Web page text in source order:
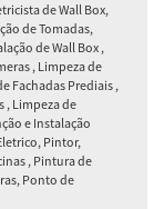
de Wall Box,
de Tomadas,
de Wall Box ,
, Limpeza de
Fachadas Prediais ,
, Limpeza de
e Instalação
Pintor,
, Pintura de
Ponto de